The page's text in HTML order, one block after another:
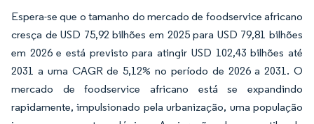
Espera-se que o tamanho do mercado de foodservice africano
cresça de USD 75,92 bilhões em 2025 para USD 79,81 bilhões
em 2026 e está previsto para atingir USD 102,43 bilhões até
2031 a uma CAGR de 5,12% no período de 2026 a 2031. O
mercado de foodservice africano está se expandindo
rapidamente, impulsionado pela urbanização, uma população